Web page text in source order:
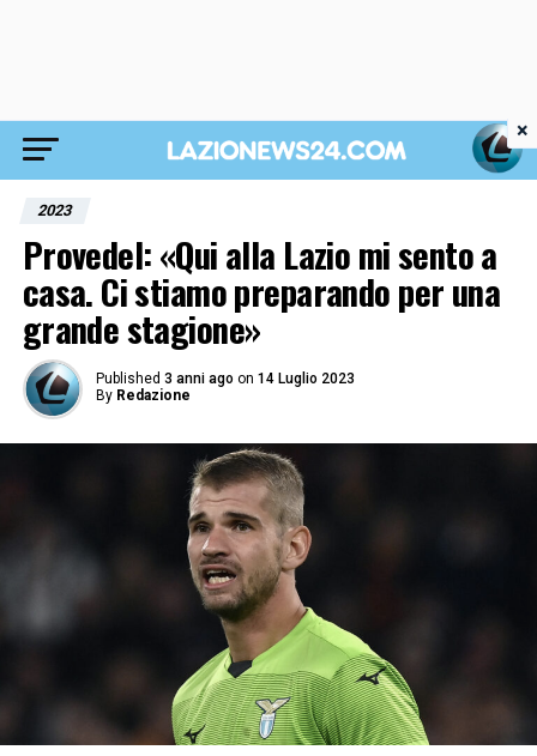
2023
Provedel: «Qui alla Lazio mi sento a
casa. Ci stiamo preparando per una
grande stagione»
Published 3 anni ago on 14 Luglio 2023
By Redazione
×